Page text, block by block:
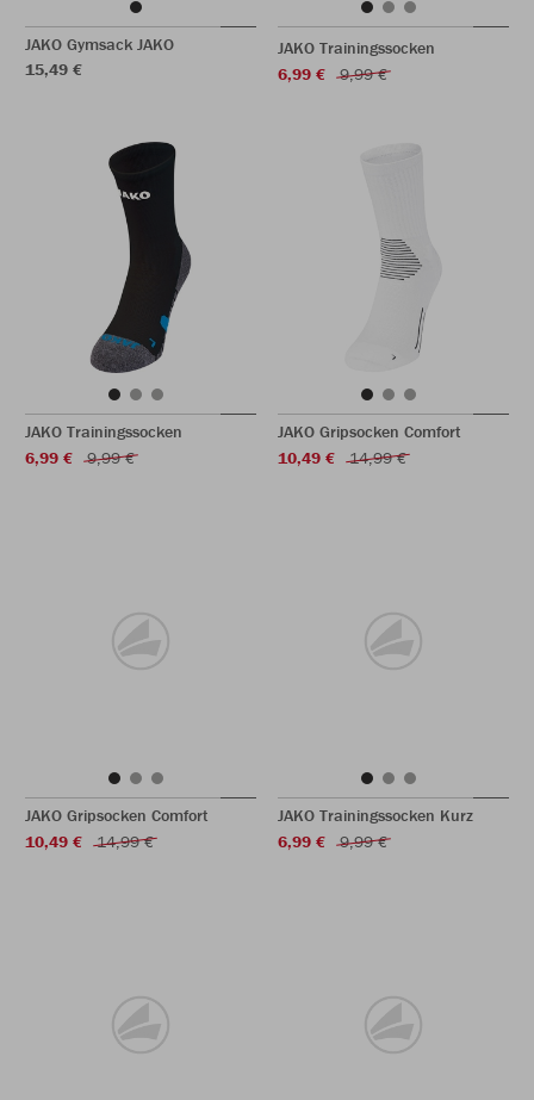
JAKO Gymsack JAKO
15,49 €
JAKO Trainingssocken
6,99 €
9,99 €
JAKO Trainingssocken
6,99 €
9,99 €
JAKO Gripsocken Comfort
10,49 €
14,99 €
JAKO Gripsocken Comfort
10,49 €
14,99 €
JAKO Trainingssocken Kurz
6,99 €
9,99 €